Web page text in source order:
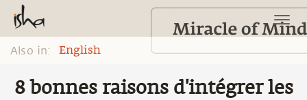
Also in: English
8 bonnes raisons d'intégrer les